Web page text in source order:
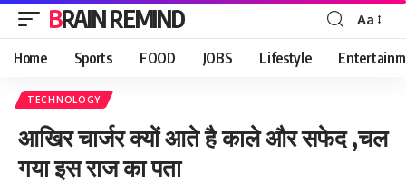
BRAIN REMIND
Font
Resizer
Aa
Home Sports FOOD JOBS Lifestyle
TECHNOLOGY
आखिर चार्जर क्यों आते है काले और सफेद ,चल
गया इस राज का पता